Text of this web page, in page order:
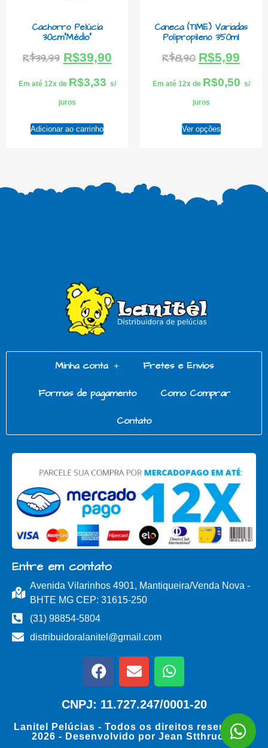
Cachorro Pelúcia
30cm”Médio”
R$39,99 R$39,90
Em até 12x de R$3,33 s/
juros
Adicionar ao carrinho
Caneca (TIME) Variadas
Polipropileno 350ml
R$8,90 R$5,99
Em até 12x de R$0,50 s/
juros
Ver opções
Minha conta Fretes e Envios
Formas de pagamento Como Comprar
Contato
Entre em contato
Avenida Vilarinhos 4901, Mantiqueira/Venda Nova -
BHTE MG CEP: 31615-250
(31) 98854-5804
distribuidoralanitel@gmail.com
CNPJ: 11.727.247/0001-20
Lanitel Pelúcias - Todos os direitos reservados
2026 - Desenvolvido por Jean Stthrudell